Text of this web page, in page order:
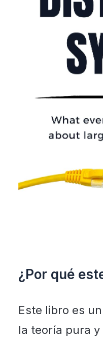
¿Por qué
Este libro es
la teoría pura